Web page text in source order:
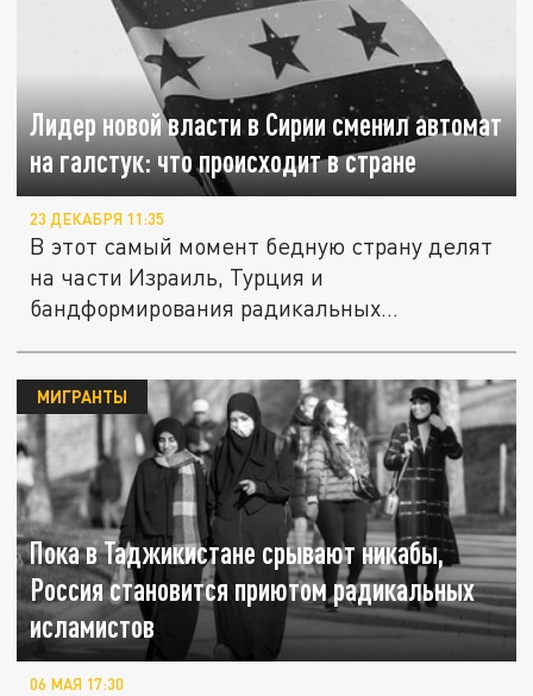
Лидер новой власти в Сирии сменил автомат
на галстук: что происходит в стране
23 ДЕКАБРЯ 11:35
В этот самый момент бедную страну делят
на части Израиль, Турция и
бандформирования радикальных
Пока в Таджикистане срывают никабы,
Россия становится приютом радикальных
исламистов
МИГРАНТЫ
06 МАЯ 17:30